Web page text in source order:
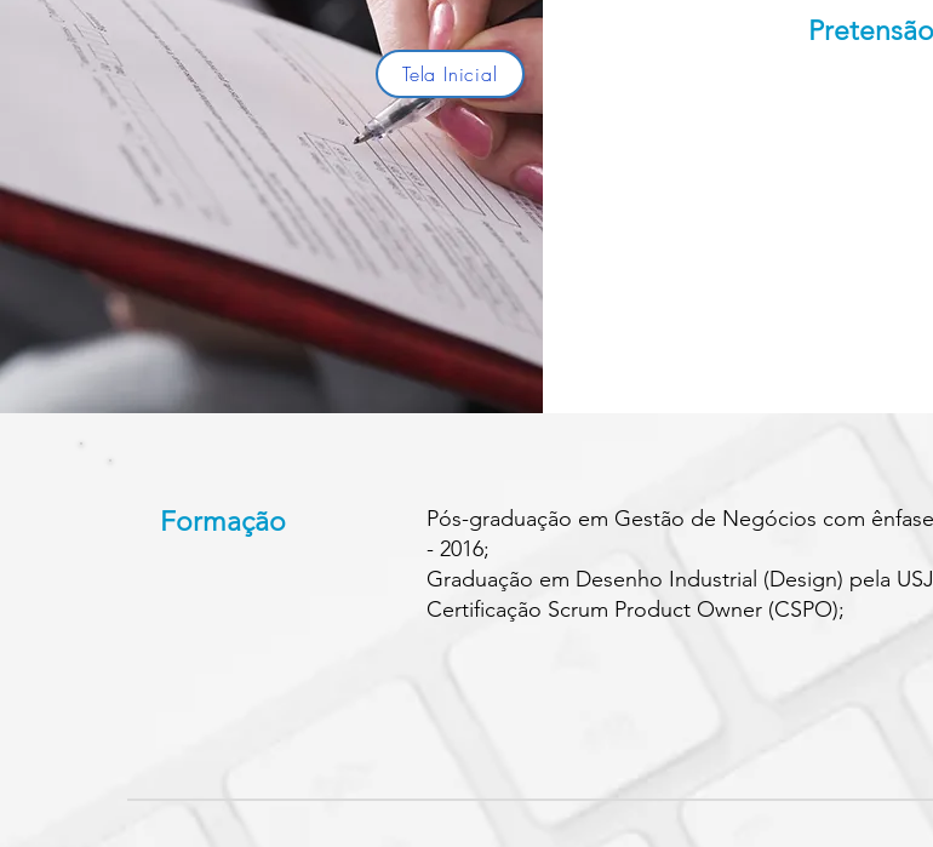
Tela Inicial
Formação
Pós-graduação em Gestão de Negócios com
- 2016;
Graduação em Desenho Industrial (Design) pela
Certificação Scrum Product Owner (CSPO);